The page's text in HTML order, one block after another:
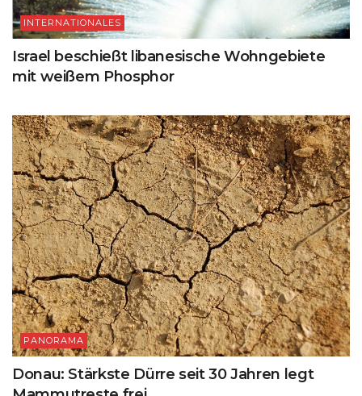
INTERNATIONALES
Israel beschießt libanesische Wohngebiete
mit weißem Phosphor
PANORAMA
Donau: Stärkste Dürre seit 30 Jahren legt